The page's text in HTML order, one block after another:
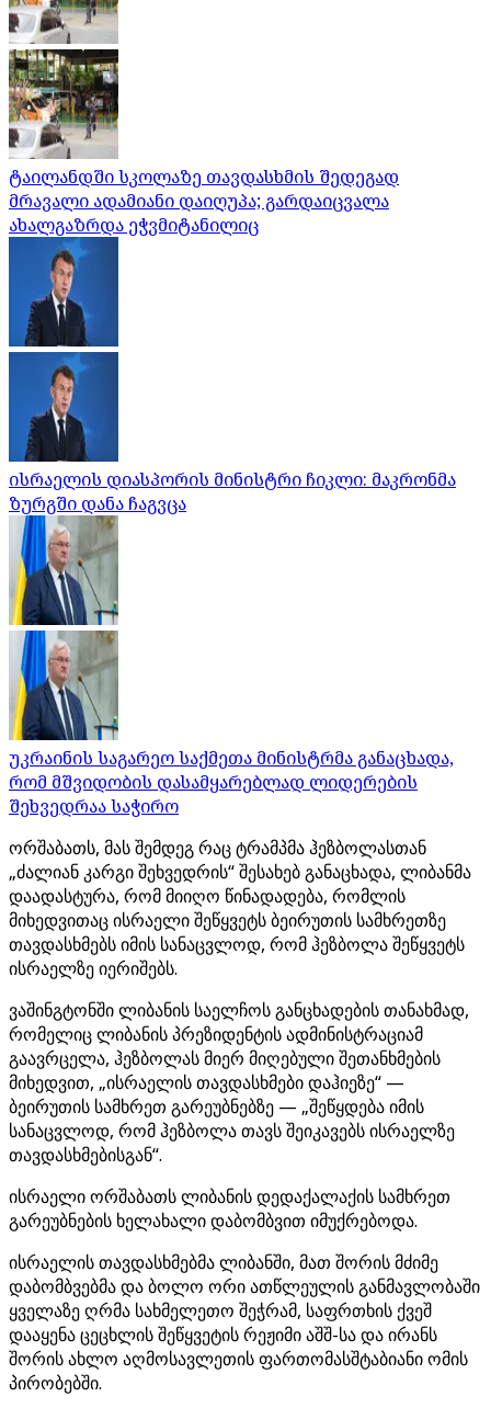
ტაილანდში სკოლაზე თავდასხმის შედეგად
მრავალი ადამიანი დაიღუპა; გარდაიცვალა
ახალგაზრდა ეჭვმიტანილიც
ისრაელის დიასპორის მინისტრი ჩიკლი: მაკრონმა
ზურგში დანა ჩაგვცა
უკრაინის საგარეო საქმეთა მინისტრმა განაცხადა,
რომ მშვიდობის დასამყარებლად ლიდერების
შეხვედრაა საჭირო
ორშაბათს, მას შემდეგ რაც ტრამპმა ჰეზბოლასთან
„ძალიან კარგი შეხვედრის“ შესახებ განაცხადა, ლიბანმა
დაადასტურა, რომ მიიღო წინადადება, რომლის
მიხედვითაც ისრაელი შეწყვეტს ბეირუთის სამხრეთზე
თავდასხმებს იმის სანაცვლოდ, რომ ჰეზბოლა შეწყვეტს
ისრაელზე იერიშებს.
ვაშინგტონში ლიბანის საელჩოს განცხადების თანახმად,
რომელიც ლიბანის პრეზიდენტის ადმინისტრაციამ
გაავრცელა, ჰეზბოლას მიერ მიღებული შეთანხმების
მიხედვით, „ისრაელის თავდასხმები დაჰიეზე“ —
ბეირუთის სამხრეთ გარეუბნებზე — „შეწყდება იმის
სანაცვლოდ, რომ ჰეზბოლა თავს შეიკავებს ისრაელზე
თავდასხმებისგან“.
ისრაელი ორშაბათს ლიბანის დედაქალაქის სამხრეთ
გარეუბნების ხელახალი დაბომბვით იმუქრებოდა.
ისრაელის თავდასხმებმა ლიბანში, მათ შორის მძიმე
დაბომბვებმა და ბოლო ორი ათწლეულის განმავლობაში
ყველაზე ღრმა სახმელეთო შეჭრამ, საფრთხის ქვეშ
დააყენა ცეცხლის შეწყვეტის რეჟიმი აშშ-სა და ირანს
შორის ახლო აღმოსავლეთის ფართომასშტაბიანი ომის
პირობებში.